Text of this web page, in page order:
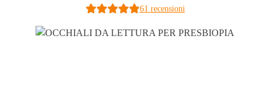
61 recensioni